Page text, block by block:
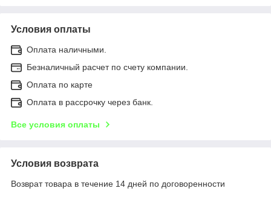
Условия оплаты
Оплата наличными.
Безналичный расчет по счету компании.
Оплата по карте
Оплата в рассрочку через банк.
Все условия оплаты
Условия возврата
Возврат товара в течение 14 дней по договоренности